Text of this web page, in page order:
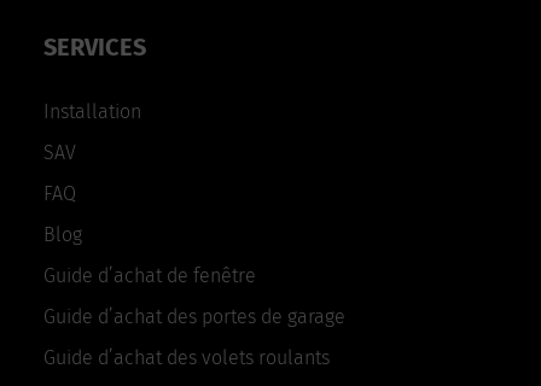
SERVICES
Installation
SAV
FAQ
Blog
Guide d’achat de fenêtre
Guide d’achat des portes de garage
Guide d’achat des volets roulants